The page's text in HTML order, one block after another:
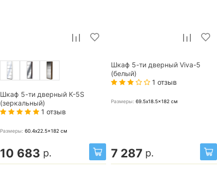
Шкаф 5-ти дверный К-5S
(зеркальный)
1 отзыв
Размеры: 60.4x22.5x182 см
10 683 р.
Шкаф 5-ти дверный Viva-5
(белый)
1 отзыв
Размеры: 69.5x18.5x182 см
7 287 р.